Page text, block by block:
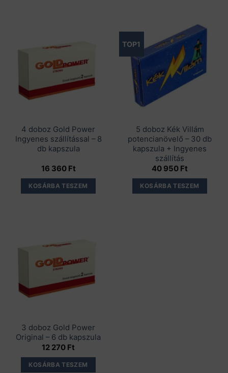
4 doboz Gold Power
Ingyenes szállítással – 8
db kapszula
16 360 Ft
KOSÁRBA TESZEM
TOP1
5 doboz Kék Villám
potencianövelő – 30 db
kapszula + Ingyenes
szállítás
40 950 Ft
KOSÁRBA TESZEM
3 doboz Gold Power
Original – 6 db kapszula
12 270 Ft
KOSÁRBA TESZEM